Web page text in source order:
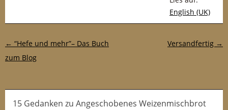
English (UK)
Post-Navigation
← “Hefe und mehr”– Das Buch
zum Blog
Versandfertig →
15 Gedanken zu Angeschobenes Weizenmischbrot